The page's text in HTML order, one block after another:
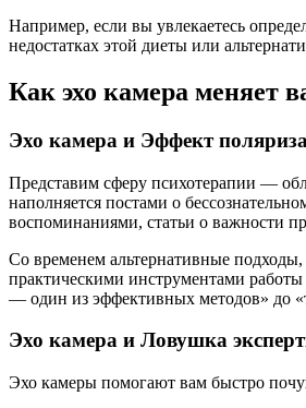
Например, если вы увлекаетесь
недостатках этой диеты или
Как эхо камера меняет
Эхо камера и Эффект
Представим сферу психотерапии —
наполняется постами о
воспоминаниями, статьи о важности
Со временем альтернативные подходы,
практическими инструментами
— один из эффективных методов» до
Эхо камера и Ловушка
Эхо камеры помогают вам быстро